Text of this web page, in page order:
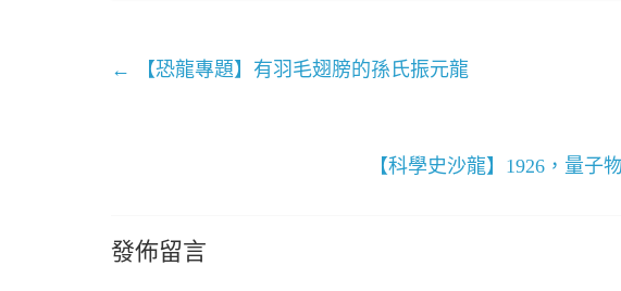
← 【恐龍專題】有羽毛翅膀的孫氏振元龍
【科學史沙龍】1926，量
發佈留言